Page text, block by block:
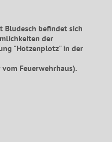
Bludesch befindet sich
der
"Hotzenplotz" in der
Feuerwehrhaus).